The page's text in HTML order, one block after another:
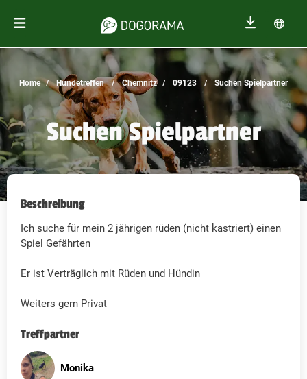
Home Hundetreffen Chemnitz 09123 Suchen Spielpartner
Suchen Spielpartner
Beschreibung
Ich suche für mein 2 jährigen rüden (nicht kastriert) einen
Spiel Gefährten
Er ist Verträglich mit Rüden und Hündin
Weiters gern Privat
Treffpartner
Monika